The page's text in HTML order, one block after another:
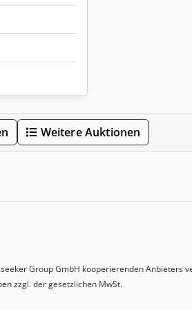
Weitere Auktionen
Group GmbH kooperierenden Anbieters
zzgl. der gesetzlichen MwSt.